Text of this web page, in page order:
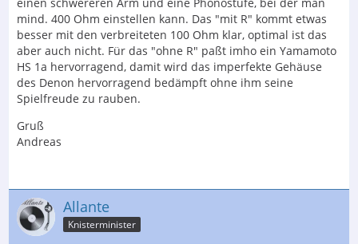
mind. 400 Ohm einstellen kann. Das "mit R" kommt etwas
besser mit den verbreiteten 100 Ohm klar, optimal ist das
aber auch nicht. Für das "ohne R" paßt imho ein Yamamoto
HS 1a hervorragend, damit wird das imperfekte Gehäuse
des Denon hervorragend bedämpft ohne ihm seine
Spielfreude zu rauben.
Gruß
Andreas
Allante
Knisterminister